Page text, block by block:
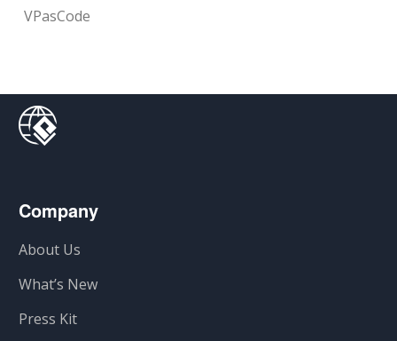
VPasCode
Company
About Us
What’s New
Press Kit